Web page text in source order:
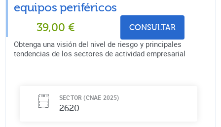
equipos periféricos
39,00 € CONSULTAR
Obtenga una visión del nivel de riesgo y principales
tendencias de los sectores de actividad empresarial
SECTOR (CNAE 2025)
2620